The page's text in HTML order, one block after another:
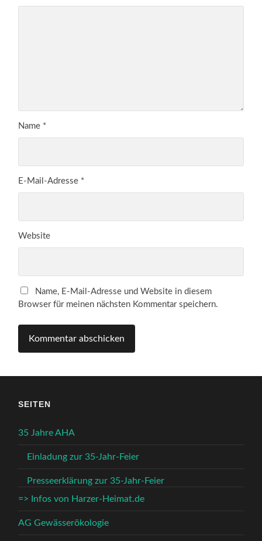
Name *
E-Mail-Adresse *
Website
Name, E-Mail-Adresse und Website in diesem
Browser für meinen nächsten Kommentar speichern.
SEITEN
35 Jahre AHA
Einladung zur 35-Jahr-Feier
Presseerklärung zur 35-Jahr-Feier
=> Infos von Harzer-Heimat.de
AG Gewässerökologie